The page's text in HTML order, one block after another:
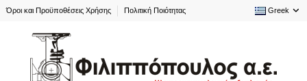
Όροι και Προϋποθέσεις Χρήσης Πολιτική Ποιότητας Greek